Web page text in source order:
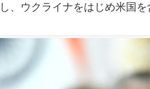
、ウクライナをはじめ米国を